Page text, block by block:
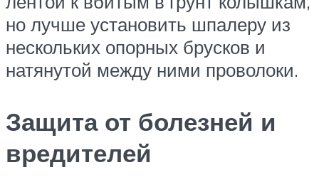
но лучше установить шпалеру из
нескольких опорных брусков и
натянутой между ними проволоки.
Защита от болезней и
вредителей